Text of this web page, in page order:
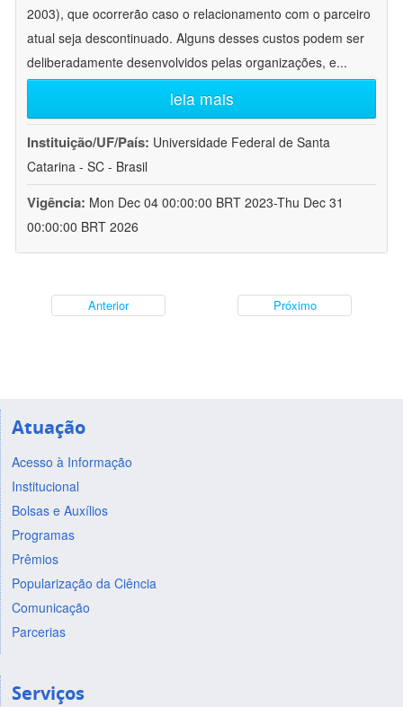
2003), que ocorrerão caso o relacionamento com o parceiro
atual seja descontinuado. Alguns desses custos podem ser
deliberadamente desenvolvidos pelas organizações, e...
leia mais
Instituição/UF/País: Universidade Federal de Santa
Catarina - SC - Brasil
Vigência: Mon Dec 04 00:00:00 BRT 2023-Thu Dec 31
00:00:00 BRT 2026
Anterior Próximo
Atuação
Acesso à Informação
Institucional
Bolsas e Auxílios
Programas
Prêmios
Popularização da Ciência
Comunicação
Parcerias
Serviços